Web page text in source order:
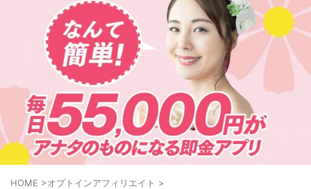
HOME >オプトインアフィリエイト >